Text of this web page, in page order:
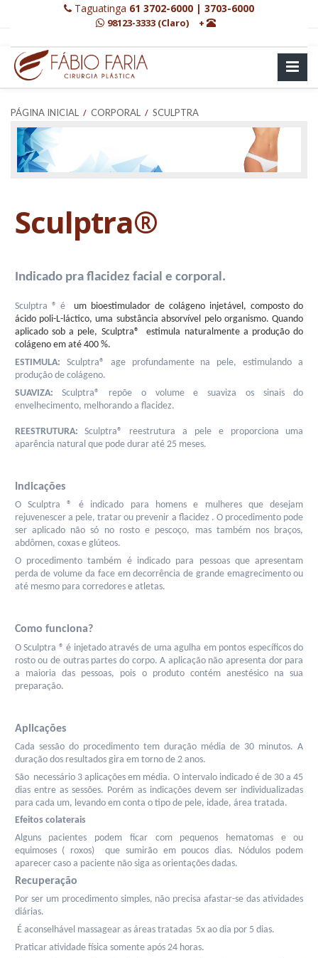
Taguatinga 61 3702-6000 | 3703-6000
98123-3333 (Claro) +
PÁGINA INICIAL / CORPORAL / SCULPTRA
Sculptra®
Indicado pra flacidez facial e corporal.
Sculptra ® é um bioestimulador de colágeno injetável, composto do
ácido poli-L-láctico, uma substância absorvível pelo organismo. Quando
aplicado sob a pele, Sculptra®  estimula naturalmente a produção do
colágeno em até 400 %.
ESTIMULA: Sculptra® age profundamente na pele, estimulando a
produção de colágeno.
SUAVIZA: Sculptra® repõe o volume e suaviza os sinais do
envelhecimento, melhorando a flacidez.
REESTRUTURA: Sculptra® reestrutura a pele e proporciona uma
aparência natural que pode durar até 25 meses.
Indicações
O Sculptra ® é indicado para homens e mulheres que desejam
rejuvenescer a pele, tratar ou prevenir a flacidez . O procedimento pode
ser aplicado não só no rosto e pescoço, mas também nos braços,
abdômen, coxas e glúteos.
O procedimento também é indicado para pessoas que apresentam
perda de volume da face em decorrência de grande emagrecimento ou
até mesmo para corredores e atletas.
Como funciona?
O Sculptra ® é injetado através de uma agulha em pontos específicos do
rosto ou de outras partes do corpo. A aplicação não apresenta dor para
a maioria das pessoas, pois o produto contém anestésico na sua
preparação.
Aplicações
Cada sessão do procedimento tem duração média de 30 minutos. A
duração dos resultados gira em torno de 2 anos.
São  necessário 3 aplicações em média. O intervalo indicado é de 30 a 45
dias entre as sessões. Porém as indicações devem ser individualizadas
para cada um, levando em conta o tipo de pele, idade, área tratada.
Efeitos colaterais
Alguns pacientes podem ficar com pequenos hematomas e ou
equimoses ( roxos)  que sumirão em poucos dias. Nódulos podem
aparecer caso a paciente não siga as orientações dadas.
Recuperação
Por ser um procedimento simples, não precisa afastar-se das atividades
diárias.
É aconselhável massagear as áreas tratadas  5x ao dia por 5 dias.
Praticar atividade física somente após 24 horas.